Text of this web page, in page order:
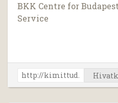
BKK Centre for
Service